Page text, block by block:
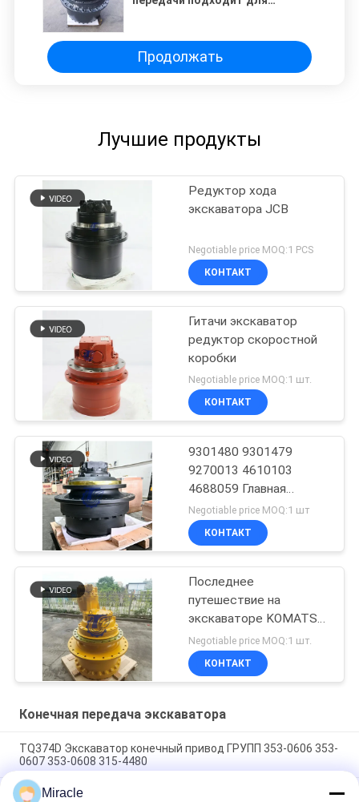
Оптимизированная
гидравлическая эффективность
| Прочный многоступенчатый
планетарный привод
Продолжать
Лучшие продукты
Редуктор хода
экскаватора JCB
Negotiable price MOQ:1 PCS
КОНТАКТ
Гитачи экскаватор
редуктор скоростной
коробки
Negotiable price MOQ:1 шт.
КОНТАКТ
9301480 9301479
9270013 4610103
4688059 Главная
передача в сборе
Negotiable price MOQ:1 шт
КОНТАКТ
Последнее
путешествие на
экскаваторе KOMATSU
WA100-5
Negotiable price MOQ:1 шт.
КОНТАКТ
Конечная передача экскаватора
TQ374D Экскаватор конечный привод ГРУПП 353-0606 353-
0607 353-0608 315-4480
353-0528 333-3036 Экскаватор конечный привод
Miracle